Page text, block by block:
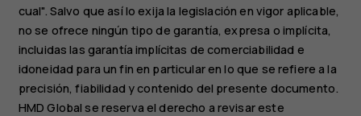
cual". Salvo que así lo exija la legislación en vigor aplicable,
no se ofrece ningún tipo de garantía, expresa o implícita,
incluidas las garantía implícitas de comerciabilidad e
idoneidad para un fin en particular en lo que se refiere a la
precisión, fiabilidad y contenido del presente documento.
HMD Global se reserva el derecho a revisar este